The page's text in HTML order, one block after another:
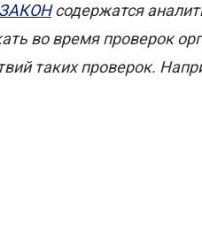
содержатся
во время проверок
таких проверок.